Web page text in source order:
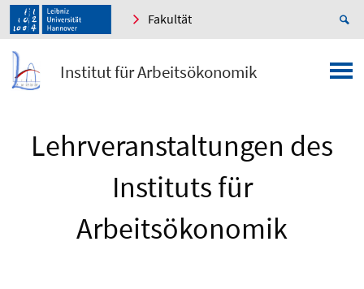
Fakultät
Institut für Arbeitsökonomik
Lehrveranstaltungen des
Instituts für
Arbeitsökonomik